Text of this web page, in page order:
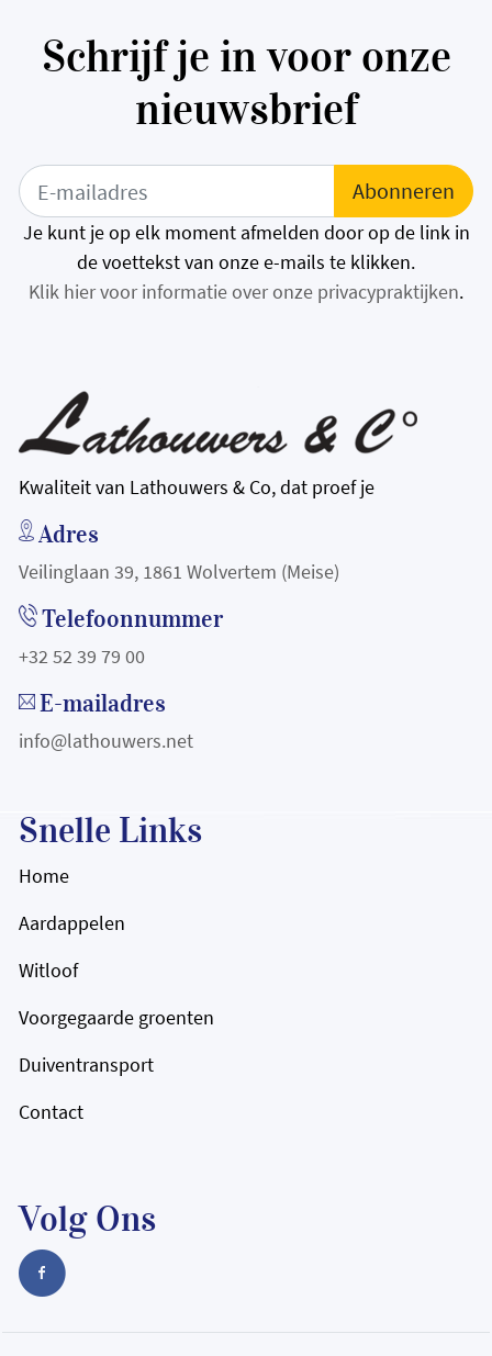
Schrijf je in voor onze
nieuwsbrief
Je kunt je op elk moment afmelden door op de link in
de voettekst van onze e-mails te klikken.
Klik hier voor informatie over onze privacypraktijken.
Kwaliteit van Lathouwers & Co, dat proef je
Adres
Veilinglaan 39, 1861 Wolvertem (Meise)
Telefoonnummer
+32 52 39 79 00
E-mailadres
info@lathouwers.net
Snelle Links
Home
Aardappelen
Witloof
Voorgegaarde groenten
Duiventransport
Contact
Volg Ons